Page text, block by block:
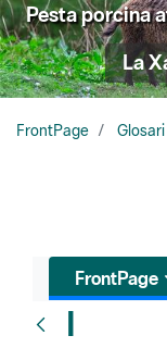
Pesta porcina
La
FrontPage Glosari
FrontPage
I